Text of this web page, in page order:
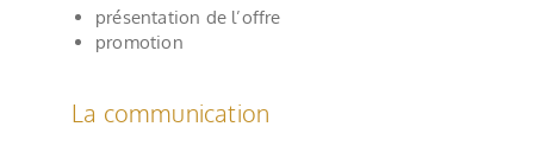
présentation de l’offre
promotion
La communication